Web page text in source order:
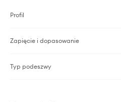
Profil
Zapięcie i dopasowanie
Typ podeszwy